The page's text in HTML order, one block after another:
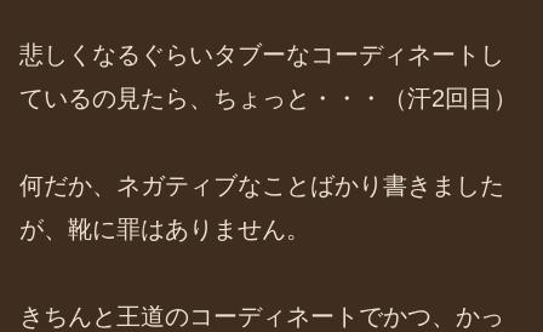
悲しくなるぐらいタブーなコーディネートし
ているの見たら、ちょっと・・・（汗2回目）
何だか、ネガティブなことばかり書きました
が、靴に罪はありません。
きちんと王道のコーディネートでかつ、かっ